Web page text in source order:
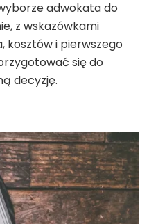
adwokata do
z wskazówkami
kosztów i pierwszego
się do
decyzję.